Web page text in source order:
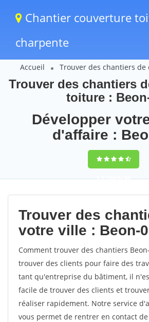
Chantier couverture
charpente
Accueil Trouver des chantiers
Trouver des chantiers
toiture :
Développer
d'affaire :
9,5(100%)60
votes
Trouver des
votre ville : Beon-
Comment trouver des chantiers
trouver des clients pour faire des
tant qu'entreprise du bâtiment, il
facile de trouver des clients et
réaliser rapidement. Notre service
vous permet de rentrer en contact